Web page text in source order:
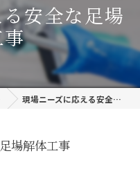
安全な足場
現場ニーズに応える安全な足場解体工事
場解体工事